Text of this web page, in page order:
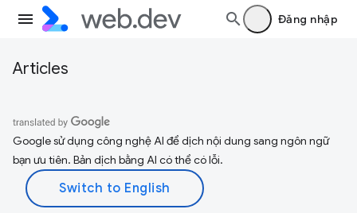
Đăng nhập
Articles
Google sử dụng công nghệ AI để dịch nội dung sang ngôn ngữ
bạn ưu tiên. Bản dịch bằng AI có thể có lỗi.